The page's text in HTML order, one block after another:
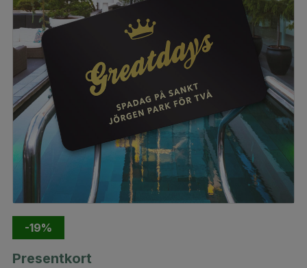
-19%
Presentkort